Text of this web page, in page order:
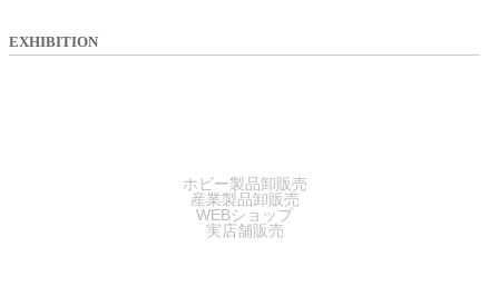
EXHIBITION
ホビー製品卸販売
産業製品卸販売
WEBショップ
実店舗販売